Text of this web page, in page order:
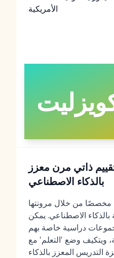
الأمريكية
(2026): تقييم ذاتي مرن معزز
بالذكاء الاصطناعي
مخصصًا من خلال مرونتها
بالذكاء الاصطناعي. يمكن
دراسية خاصة بهم
ويتكيف وضع 'التعلم' مع
التدريس المعزز بالذكاء